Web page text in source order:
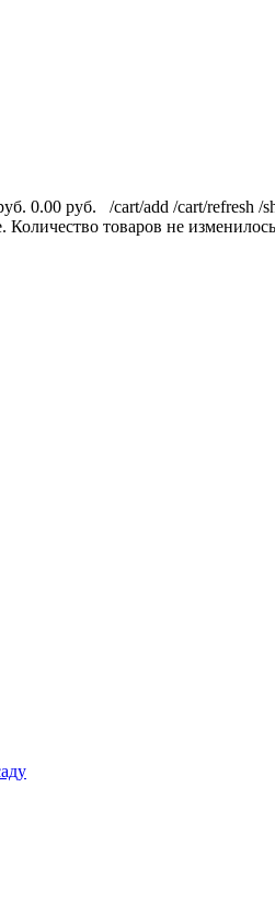
0.00 руб. /cart/add /cart/refresh /
Количество товаров не